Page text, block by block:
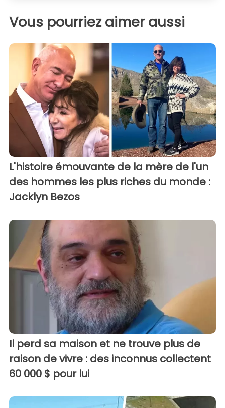
Vous pourriez aimer aussi
L'histoire émouvante de la mère de l'un
des hommes les plus riches du monde :
Jacklyn Bezos
Il perd sa maison et ne trouve plus de
raison de vivre : des inconnus collectent
60 000 $ pour lui